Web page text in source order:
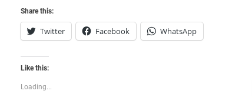
Share this:
Twitter Facebook WhatsApp
Like this:
Loading...